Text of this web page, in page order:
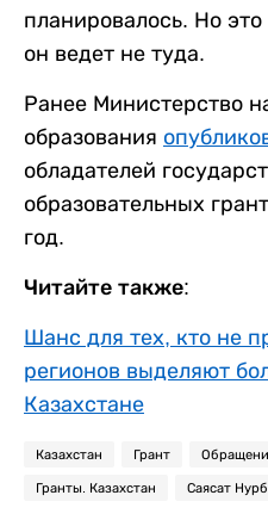
планировалось. Но
он ведет не туда.
Ранее Министерство
образования
обладателей
образовательных
год.
Читайте также:
Шанс для тех, кто не
регионов выделяют
Казахстане
Казахстан Грант
Гранты. Казахстан Саясат